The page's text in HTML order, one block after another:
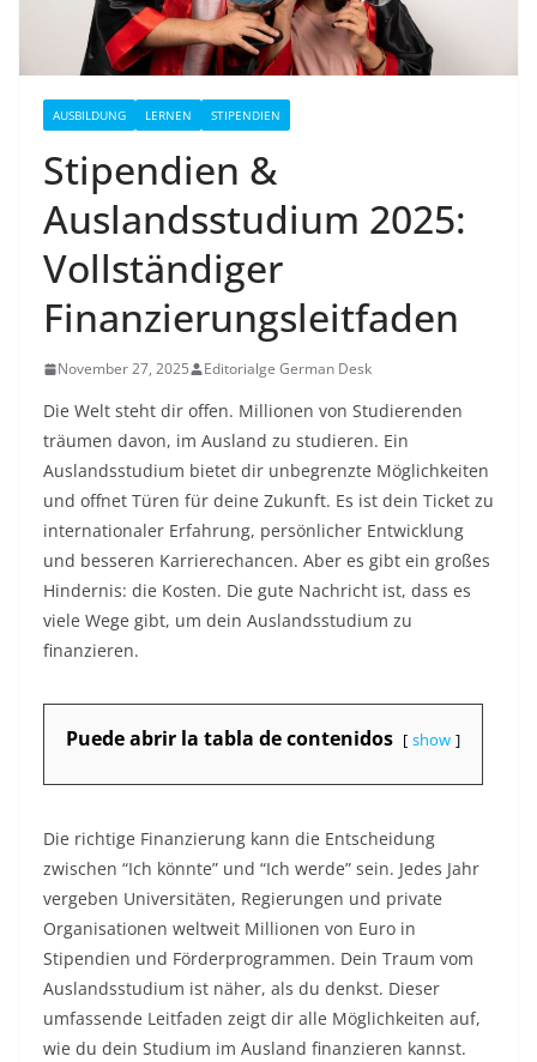
AUSBILDUNG LERNEN STIPENDIEN
Stipendien &
Auslandsstudium 2025:
Vollständiger
Finanzierungsleitfaden
November 27, 2025 Editorialge German Desk
Die Welt steht dir offen. Millionen von Studierenden
träumen davon, im Ausland zu studieren. Ein
Auslandsstudium bietet dir unbegrenzte Möglichkeiten
und offnet Türen für deine Zukunft. Es ist dein Ticket zu
internationaler Erfahrung, persönlicher Entwicklung
und besseren Karrierechancen. Aber es gibt ein großes
Hindernis: die Kosten. Die gute Nachricht ist, dass es
viele Wege gibt, um dein Auslandsstudium zu
finanzieren.​
Puede abrir la tabla de contenidos show
Die richtige Finanzierung kann die Entscheidung
zwischen “Ich könnte” und “Ich werde” sein. Jedes Jahr
vergeben Universitäten, Regierungen und private
Organisationen weltweit Millionen von Euro in
Stipendien und Förderprogrammen. Dein Traum vom
Auslandsstudium ist näher, als du denkst. Dieser
umfassende Leitfaden zeigt dir alle Möglichkeiten auf,
wie du dein Studium im Ausland finanzieren kannst.